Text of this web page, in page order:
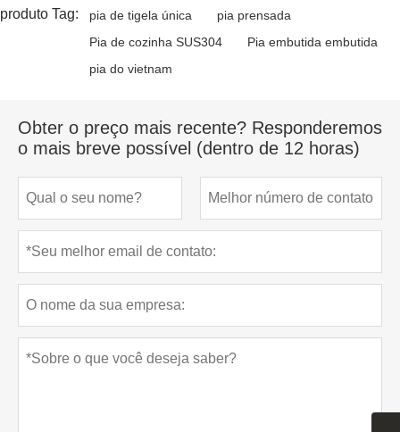
produto Tag: pia de tigela única
pia prensada
Pia de cozinha SUS304
Pia embutida embutida
pia do vietnam
Obter o preço mais recente? Responderemos
o mais breve possível (dentro de 12 horas)